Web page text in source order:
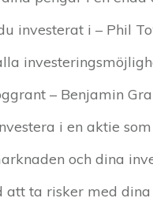
investerat i – Phil
– Benjamin
i en aktie
och dina
ta risker med